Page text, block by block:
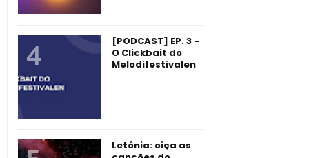
[PODCAST] EP. 3 -
O Clickbait do
Melodifestivalen
Letónia: oiça as